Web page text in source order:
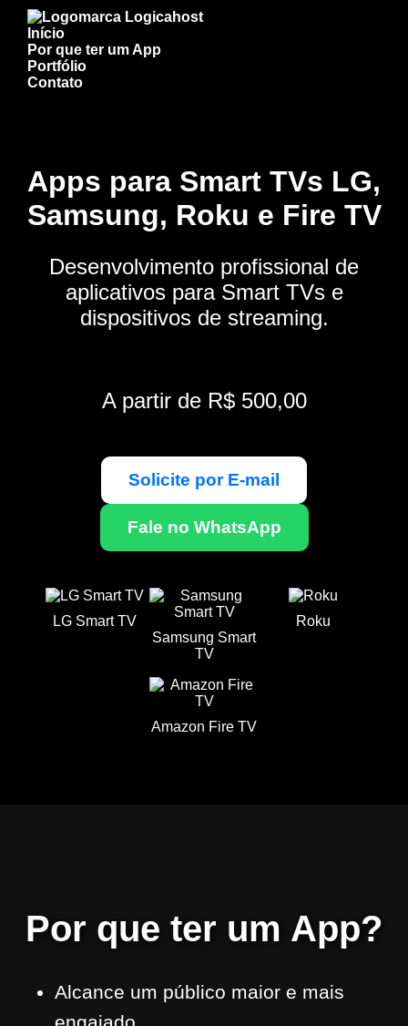
Início
Por que ter um App
Portfólio
Contato
Apps para Smart TVs LG,
Samsung, Roku e Fire TV
Desenvolvimento profissional de
aplicativos para Smart TVs e
dispositivos de streaming.
A partir de R$ 500,00
Solicite por E-mail
Fale no WhatsApp
LG Smart TV
Samsung Smart
TV
Roku
Amazon Fire TV
Por que ter um App?
Alcance um público maior e mais
engajado.